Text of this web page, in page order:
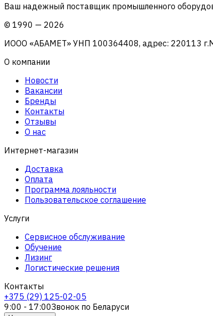
Ваш надежный поставщик промышленного
© 1990 — 2026
ИООО «АБАМЕТ» УНП 100364408, адрес: 220113
О компании
Новости
Вакансии
Бренды
Контакты
Отзывы
О нас
Интернет-магазин
Доставка
Оплата
Программа лояльности
Пользовательское соглашение
Услуги
Сервисное обслуживание
Обучение
Лизинг
Логистические решения
Контакты
+375 (29) 125-02-05
9:00 - 17:00Звонок по Беларуси